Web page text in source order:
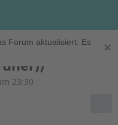
Forum aktualisiert. Es
✕
23:30